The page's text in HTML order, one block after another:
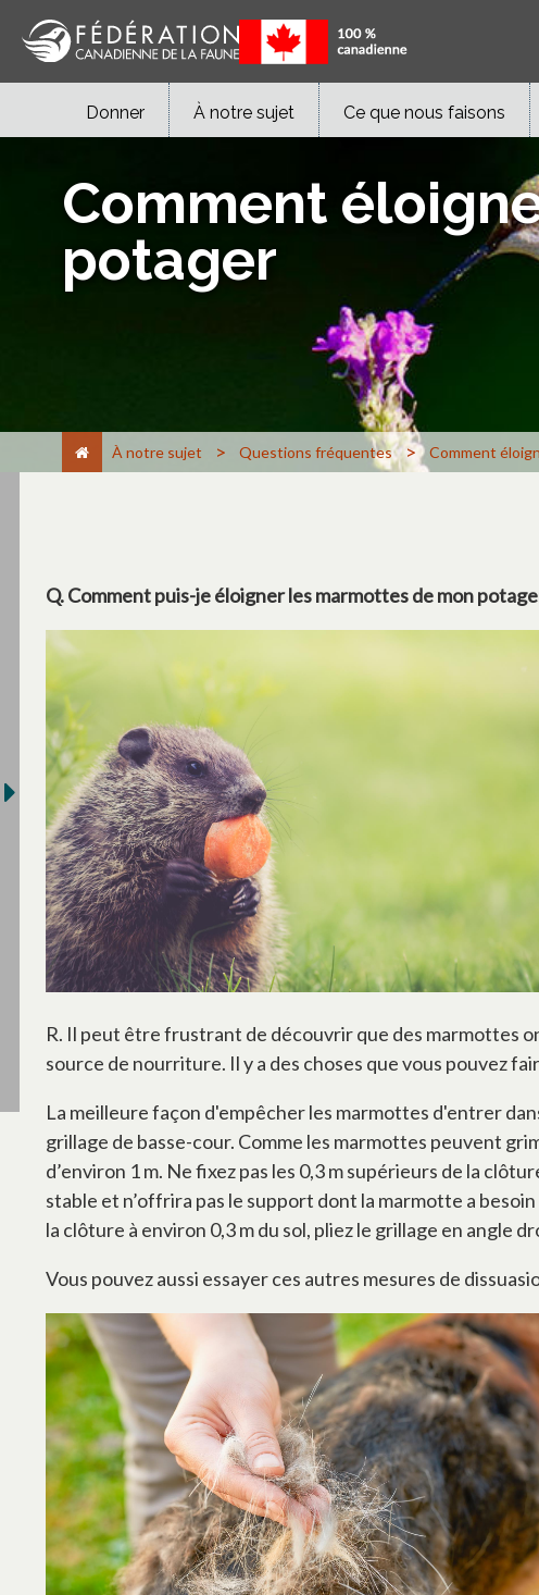
Donner À notre sujet Ce que nous faisons
Comment
potager
À notre sujet > Questions fréquentes > Comment
Q. Comment puis-je éloigner les marmottes de mon
R. Il peut être frustrant de découvrir que des marmottes
source de nourriture. Il y a des choses que vous pouvez
La meilleure façon d'empêcher les marmottes d'entrer
grillage de basse-cour. Comme les marmottes peuvent
d’environ 1 m. Ne fixez pas les 0,3 m supérieurs de la
stable et n’offrira pas le support dont la marmotte a
la clôture à environ 0,3 m du sol, pliez le grillage en angle
Vous pouvez aussi essayer ces autres mesures de